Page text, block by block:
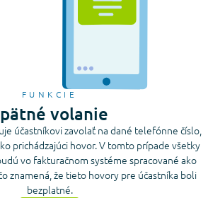
FUNKCIE
volanie
účastníkovi zavolať na dané telefónne číslo,
prichádzajúci hovor. V tomto prípade všetky
vo fakturačnom systéme spracované ako
znamená, že tieto hovory pre účastníka boli
bezplatné.